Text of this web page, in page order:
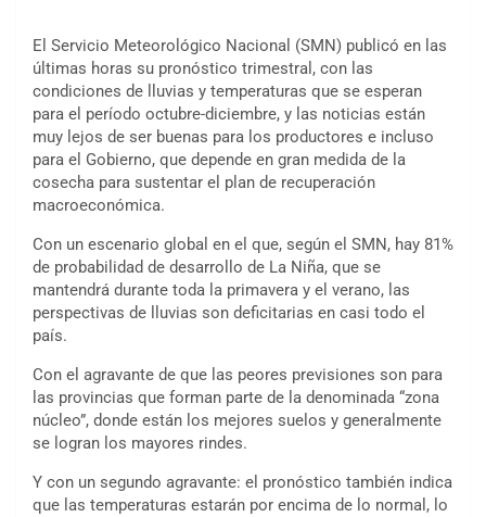
El Servicio Meteorológico Nacional (SMN) publicó en las
últimas horas su pronóstico trimestral, con las
condiciones de lluvias y temperaturas que se esperan
para el período octubre-diciembre, y las noticias están
muy lejos de ser buenas para los productores e incluso
para el Gobierno, que depende en gran medida de la
cosecha para sustentar el plan de recuperación
macroeconómica.
Con un escenario global en el que, según el SMN, hay 81%
de probabilidad de desarrollo de La Niña, que se
mantendrá durante toda la primavera y el verano, las
perspectivas de lluvias son deficitarias en casi todo el
país.
Con el agravante de que las peores previsiones son para
las provincias que forman parte de la denominada “zona
núcleo”, donde están los mejores suelos y generalmente
se logran los mayores rindes.
Y con un segundo agravante: el pronóstico también indica
que las temperaturas estarán por encima de lo normal, lo